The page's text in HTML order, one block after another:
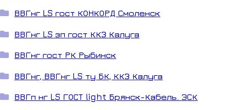
ВВГнг LS гост КОНКОРД Смоленск
ВВГнг LS зп гост ККЗ Калуга
ВВГнг гост РК Рыбинск
ВВГнг, ВВГнг LS ту БК, ККЗ Калуга
ВВГп нг LS ГОСТ light Брянск-Кабель. ЭСК